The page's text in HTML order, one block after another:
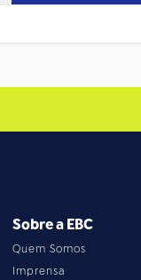
Sobre a EBC
Quem Somos
Imprensa